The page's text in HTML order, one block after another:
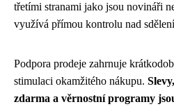
třetími stranami jako jsou novináři
využívá přímou kontrolu nad
Podpora prodeje zahrnuje
stimulaci okamžitého nákupu.
zdarma a věrnostní programy